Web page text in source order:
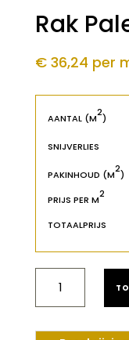
Rak
€ 36,24 per
AANTAL (M
2
)
SNIJVERLIES
PAKINHOUD (M
2
)
PRIJS PER M
2
TOTAALPRIJS
PALEO
BEIGE
AANTAL